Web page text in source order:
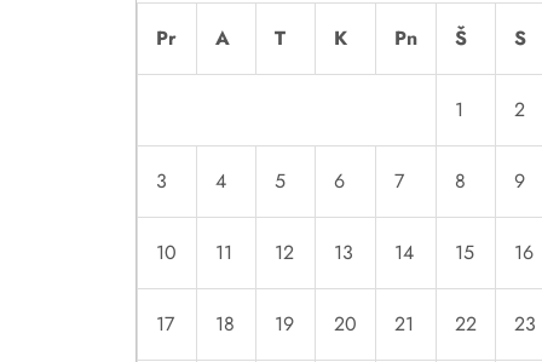
Pr
A T K Pn Š S
1 2
3 4 5 6 7 8 9
10 11 12 13 14 15 16
17 18 19 20 21 22 23